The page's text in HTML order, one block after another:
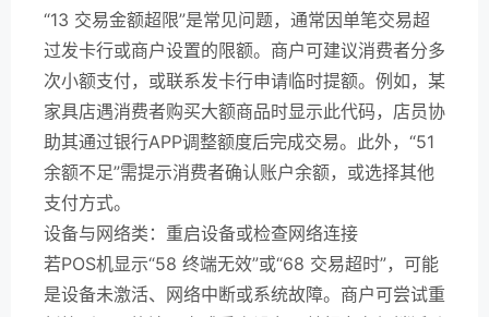
“13 交易金额超限”是常见问题，通常因单笔交易超
过发卡行或商户设置的限额。商户可建议消费者分多
次小额支付，或联系发卡行申请临时提额。例如，某
家具店遇消费者购买大额商品时显示此代码，店员协
助其通过银行APP调整额度后完成交易。此外，“51
余额不足”需提示消费者确认账户余额，或选择其他
支付方式。
设备与网络类：重启设备或检查网络连接
若POS机显示“58 终端无效”或“68 交易超时”，可能
是设备未激活、网络中断或系统故障。商户可尝试重